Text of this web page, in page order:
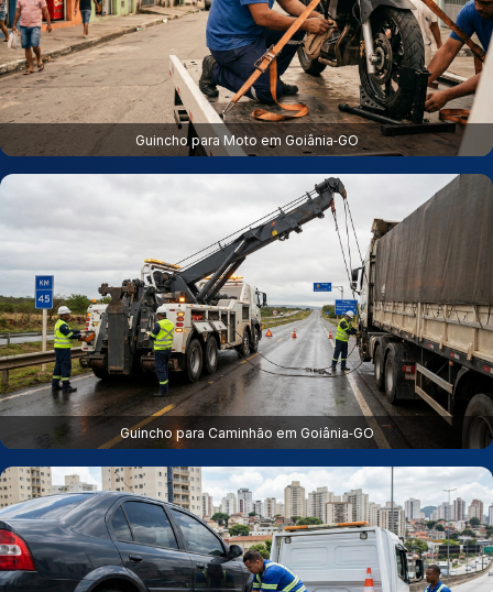
Guincho para Moto em Goiânia‑GO
Guincho para Caminhão em Goiânia‑GO